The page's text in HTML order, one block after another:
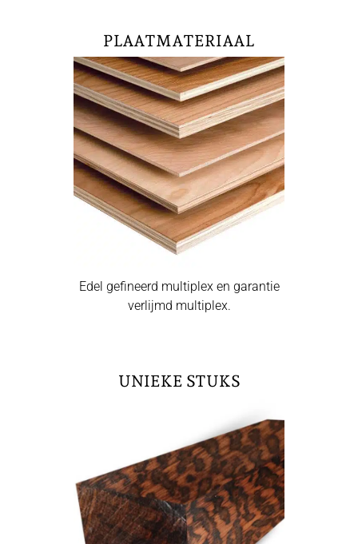
PLAATMATERIAAL
Edel gefineerd multiplex en garantie
verlijmd multiplex.
UNIEKE STUKS